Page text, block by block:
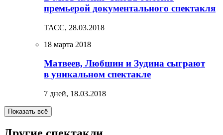
премьерой документального спектакля
ТАСС, 28.03.2018
18 марта 2018
Матвеев, Любшин и Зудина сыграют
в уникальном спектакле
7 дней, 18.03.2018
Показать всё